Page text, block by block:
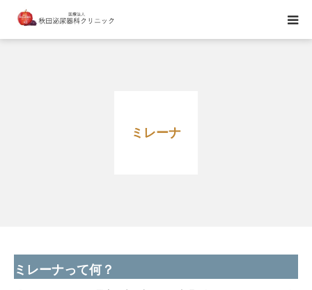
ミレーナ
ミレーナって何？